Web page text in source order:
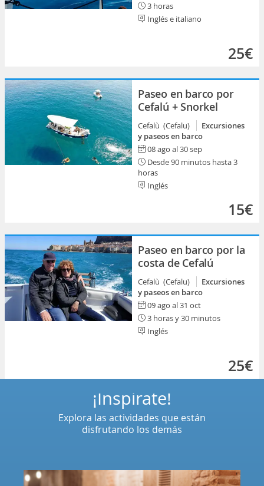
3 horas
Inglés e italiano
25€
Paseo en barco por
Cefalú + Snorkel
Cefalù (Cefalu)
Excursiones
y paseos en barco
08 ago al 30 sep
Desde 90 minutos hasta 3
horas
Inglés
15€
Paseo en barco por la
costa de Cefalú
Cefalù (Cefalu)
Excursiones
y paseos en barco
09 ago al 31 oct
3 horas y 30 minutos
Inglés
25€
¡Inspírate!
Explora las actividades que están
disfrutando los demás